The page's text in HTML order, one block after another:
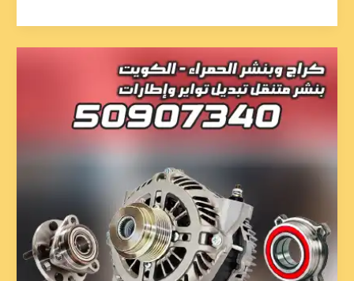
سلف
مبارك
الكبير
50907340